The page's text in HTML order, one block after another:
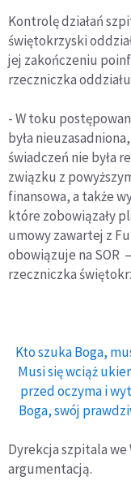
Kontrolę działań
świętokrzyski
jej zakończeniu
rzeczniczka
- W toku
była
świadczeń nie była
związku z
finansowa, a także
które zobowiązały
umowy zawartej z
obowiązuje na SOR
rzeczniczka
Kto szuka Boga,
Musi się wciąż
przed oczyma i
Boga, swój
Dyrekcja szpitala we
argumentacją.